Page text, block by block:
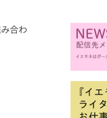
合わ